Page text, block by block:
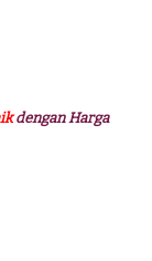
dengan Harga